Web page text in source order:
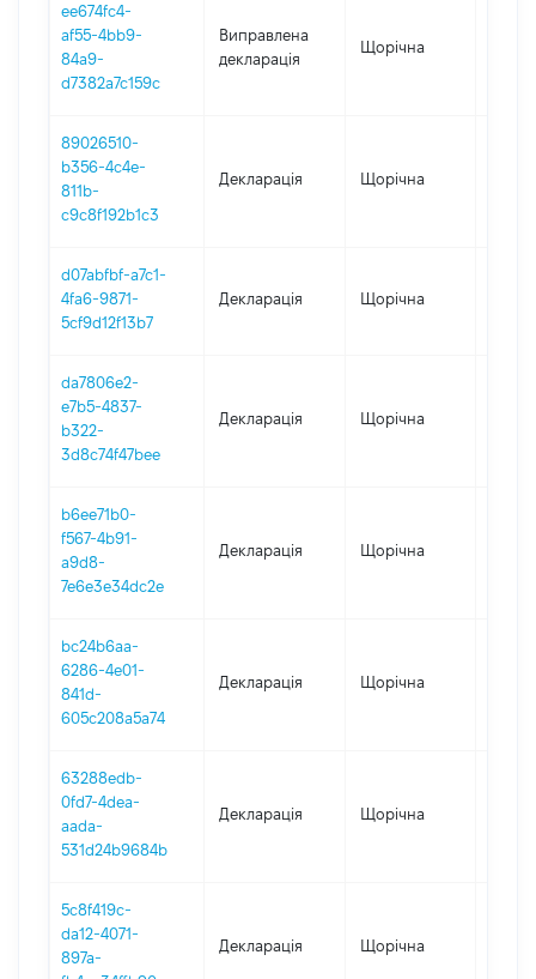
ee674fc4-
af55-4bb9-
84a9-
d7382a7c159c
Виправлена
декларація
Щорічна
89026510-
b356-4c4e-
811b-
c9c8f192b1c3
Декларація Щорічна
d07abfbf-a7c1-
4fa6-9871-
5cf9d12f13b7
Декларація Щорічна
da7806e2-
e7b5-4837-
b322-
3d8c74f47bee
Декларація Щорічна
b6ee71b0-
f567-4b91-
a9d8-
7e6e3e34dc2e
Декларація Щорічна
bc24b6aa-
6286-4e01-
841d-
605c208a5a74
Декларація Щорічна
63288edb-
0fd7-4dea-
aada-
531d24b9684b
Декларація Щорічна
5c8f419c-
da12-4071-
897a-
Декларація Щорічна